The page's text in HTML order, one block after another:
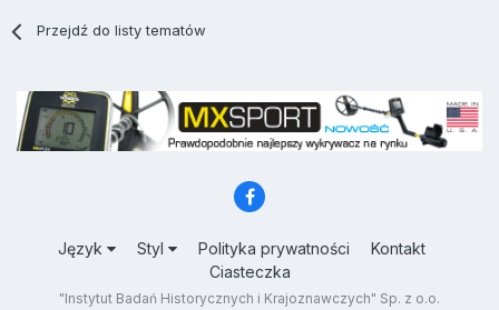
Przejdź do listy tematów
Język Styl Polityka prywatności
Kontakt
Ciasteczka
"Instytut Badań Historycznych i Krajoznawczych" Sp. z o.o.